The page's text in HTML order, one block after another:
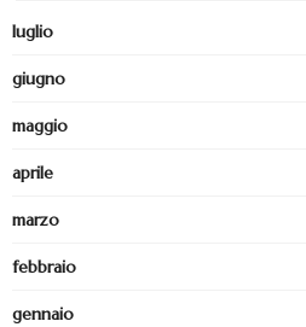
luglio
giugno
maggio
aprile
marzo
febbraio
gennaio